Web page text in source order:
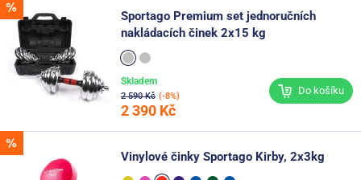
Sportago Premium set jednoručních
nakládacích činek 2x15 kg
2 590 Kč (-8%)
2 390 Kč
Skladem
Do košíku
Vinylové činky Sportago Kirby, 2x3kg